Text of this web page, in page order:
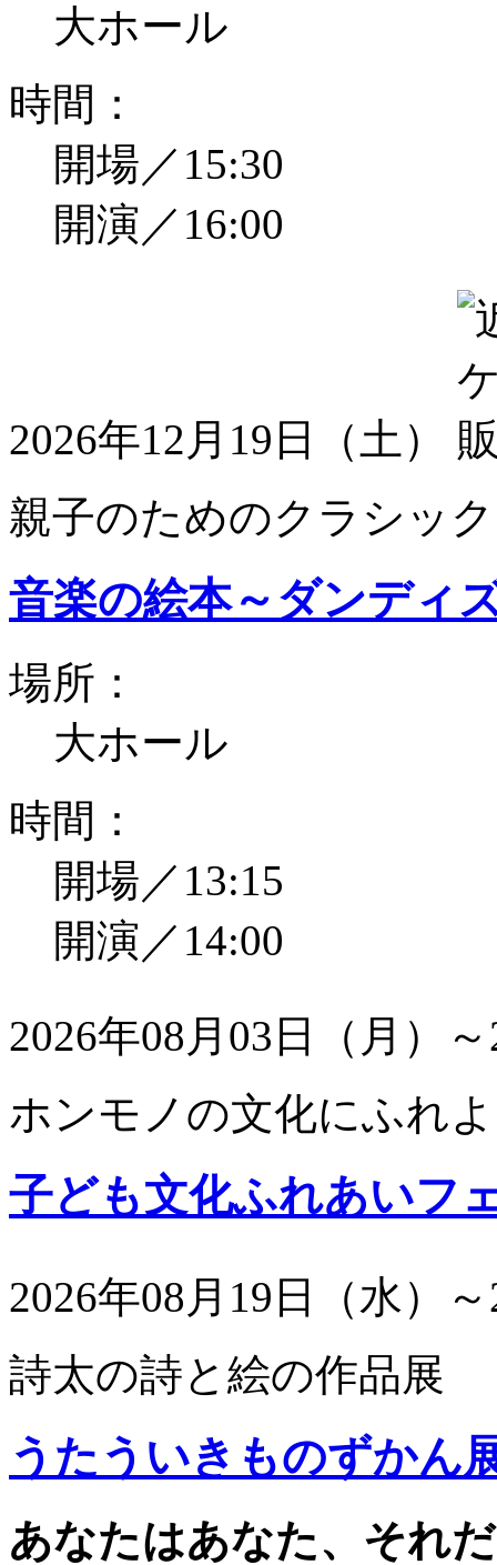
大ホール
時間：
開場／15:30
開演／16:00
2026年12月19日（土）
親子のためのクラシッ
音楽の絵本～ダンディ
場所：
大ホール
時間：
開場／13:15
開演／14:00
2026年08月03日（月）
ホンモノの文化にふれ
子ども文化ふれあいフ
2026年08月19日（水）
詩太の詩と絵の作品展
うたういきものずかん
あなたはあなた、それ